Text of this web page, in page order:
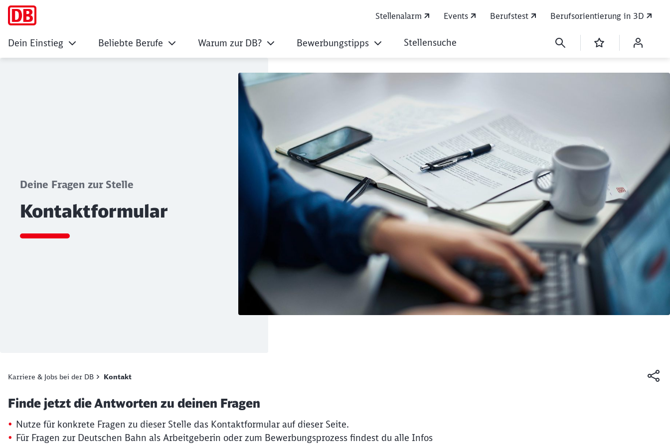
Stellenalarm Events Berufstest Berufsorientierung in 3D
Dein Einstieg Beliebte Berufe Warum zur DB? Bewerbungstipps Stellensuche
Deine Fragen zur Stelle
Kontaktformular
Karriere & Jobs bei der DB Kontakt
19. März 2026, 15:13 Uhr
Artikel:
Kontaktformular
Finde jetzt die Antworten zu deinen Fragen
Nutze für konkrete Fragen zu dieser Stelle das Kontaktformular auf dieser Seite.
Für Fragen zur Deutschen Bahn als Arbeitgeberin oder zum Bewerbungsprozess findest du alle Infos